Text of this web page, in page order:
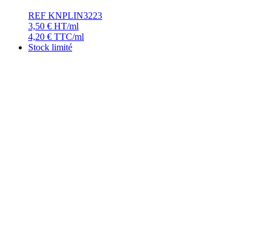
REF KNPLIN3223
3,50 € HT/ml
4,20 € TTC/ml
Stock limité